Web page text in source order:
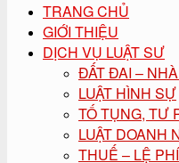
TRANG CHỦ
GIỚI THIỆU
DỊCH VỤ LUẬT SƯ
ĐẤT ĐAI –
LUẬT HÌNH SỰ
TỐ TỤNG, TƯ
LUẬT DOANH
THUẾ – LỆ PHÍ